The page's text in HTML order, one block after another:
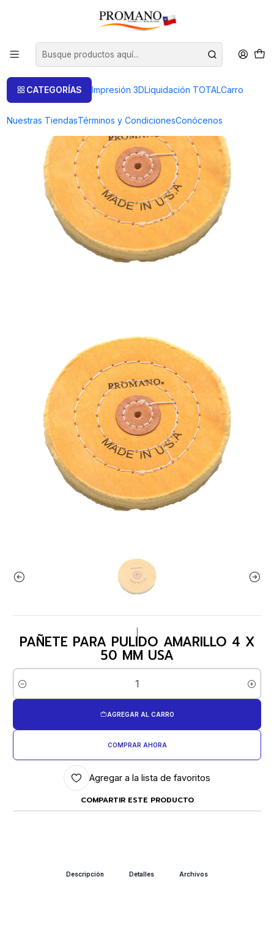
CATEGORÍAS Impresión 3DLiquidación TOTALCarro
Nuestras TiendasTérminos y CondicionesConócenos
Pulido Brillo Pañete Paño
PAÑETE PARA PULIDO AMARILLO 4 X 50 MM USA
PAÑETE PARA PULIDO AMARILLO 4 X
50 MM USA
Cantidad
AGREGAR AL CARRO
COMPRAR AHORA
Agregar a la lista de favoritos
COMPARTIR ESTE PRODUCTO
Descripción Detalles Archivos